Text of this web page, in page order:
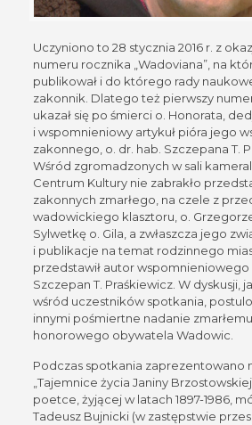
Uczyniono to 28 stycznia 2016 r. z
numeru rocznika „Wadoviana”, na
publikował i do którego rady
zakonnik. Dlatego też pierwszy
ukazał się po śmierci o. Honorata,
i wspomnieniowy artykuł pióra jego
zakonnego, o. dr. hab. Szczepana T.
Wśród zgromadzonych w sali
Centrum Kultury nie zabrakło
zakonnych zmarłego, na czele z
wadowickiego klasztoru, o.
Sylwetkę o. Gila, a zwłaszcza jego
i publikacje na temat rodzinnego
przedstawił autor wspomnieniowego
Szczepan T. Praśkiewicz. W dyskusji,
wśród uczestników spotkania,
innymi pośmiertne nadanie
honorowego obywatela Wadowic.
Podczas spotkania zaprezentowano
„Tajemnice życia Janiny
poetce, żyjącej w latach 1897-1986,
Tadeusz Bujnicki (w zastępstwie